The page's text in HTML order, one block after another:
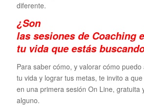
diferente.
¿Son
las sesiones de Coaching
tu vida que estás
Para saber cómo, y valorar cómo
tu vida y lograr tus metas, te invito a
en una primera sesión On Line, gratuita
alguno.